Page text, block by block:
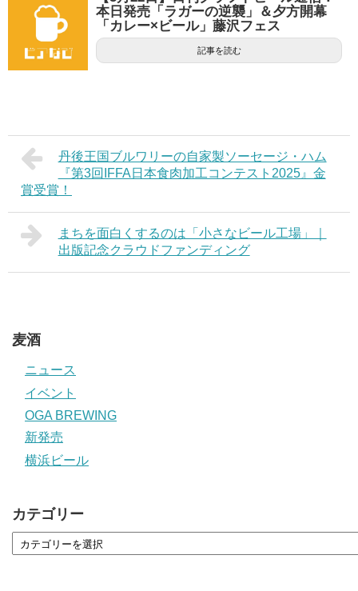
本日発売「ラガーの逆襲」＆夕方開幕
「カレー×ビール」藤沢フェス
記事を読む
丹後王国ブルワリーの自家製ソーセージ・ハム
『第3回IFFA日本食肉加工コンテスト2025』金
賞受賞！
まちを面白くするのは「小さなビール工場」｜
出版記念クラウドファンディング
麦酒
ニュース
イベント
OGA BREWING
新発売
横浜ビール
カテゴリー